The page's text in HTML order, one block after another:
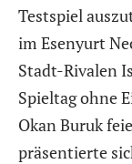
Testspiel
im Esenyurt
Stadt-Rivalen
Spieltag ohne
Okan Buruk
präsentierte